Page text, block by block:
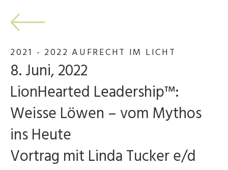
2021 - 2022 AUFRECHT IM LICHT
8. Juni, 2022
LionHearted Leadership™:
Weisse Löwen – vom Mythos
ins Heute
Vortrag mit Linda Tucker e/d